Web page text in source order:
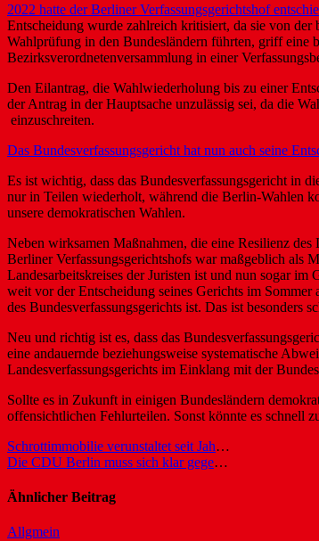
2022 hatte der Berliner Verfassungsgerichtshof
Entscheidung wurde zahlreich kritisiert, da sie von
Wahlprüfung in den Bundesländern führten, griff eine
Bezirksverordnetenversammlung in einer
Den Eilantrag, die Wahlwiederholung bis zu einer
der Antrag in der Hauptsache unzulässig sei, da die
einzuschreiten.
Das Bundesverfassungsgericht hat nun auch seine
Es ist wichtig, dass das Bundesverfassungsgericht in
nur in Teilen wiederholt, während die Berlin-Wahlen
unsere demokratischen Wahlen.
Neben wirksamen Maßnahmen, die eine Resilienz
Berliner Verfassungsgerichtshofs war maßgeblich als
Landesarbeitskreises der Juristen ist und nun sogar
weit vor der Entscheidung seines Gerichts im
des Bundesverfassungsgerichts ist. Das ist besonders
Neu und richtig ist es, dass das
eine andauernde beziehungsweise systematische
Landesverfassungsgerichts im Einklang mit der
Sollte es in Zukunft in einigen Bundesländern
offensichtlichen Fehlurteilen. Sonst könnte es schnell
Beitragsnavigation
Schrottimmobilie verunstaltet seit Jahren den Cecilienplatz
Die CDU Berlin muss sich klar gegen die AfD positionieren
Ähnlicher Beitrag
Allgmein